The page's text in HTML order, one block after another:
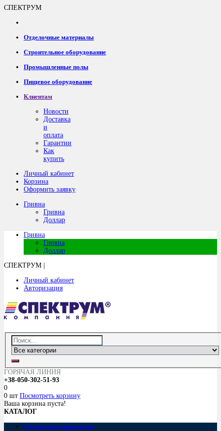
СПЕКТРУМ
Отделочные материалы
Строительное оборудование
Промышленные полы
Пищевое оборудование
Клиентам
Новости
Доставка
и
оплата
Гарантии
Как
купить
Личный кабинет
Корзина
Оформить заявку
Гривна
Гривна
Доллар
Гривна
Гривна
Доллар
СПЕКТРУМ
Личный кабинет
Авторизация
ГОРЯЧАЯ ЛИНИЯ
+38-050-302-51-93
0
0 шт Посмотреть корзину
Ваша корзина пуста!
КАТАЛОГ
Отделочные материалы